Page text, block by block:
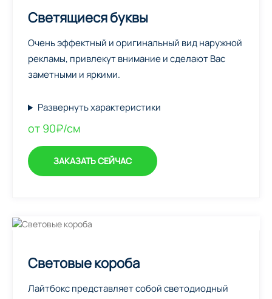
Светящиеся буквы
Очень эффектный и оригинальный вид наружной
рекламы, привлекут внимание и сделают Вас
заметными и яркими.
Развернуть характеристики
от 90₽/см
ЗАКАЗАТЬ СЕЙЧАС
Световые короба
Лайтбокс представляет собой светодиодный